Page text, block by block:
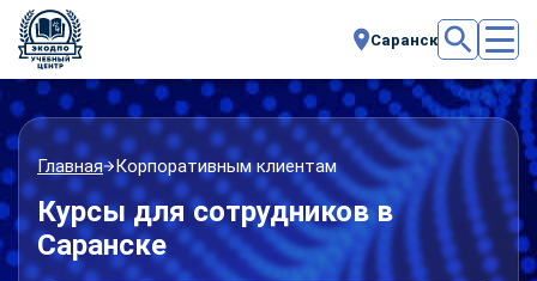
Саранск
Главная Корпоративным клиентам
Курсы для сотрудников в
Саранске